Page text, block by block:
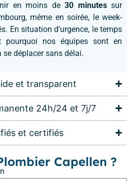
en moins de30 minutessur
même en soirée, le week-
En situation d’urgence, le temps
pourquoi nos équipes sont en
se déplacer sans délai.
et transparent
24h/24 et 7j/7
et certifiés
Capellen ?